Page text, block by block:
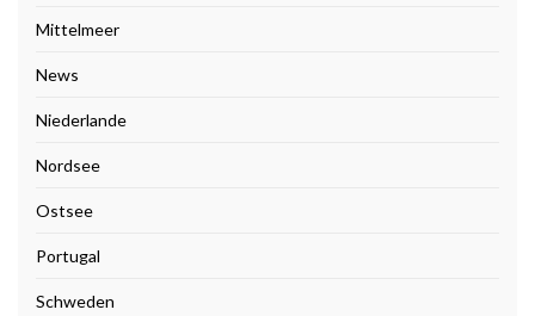
Mittelmeer
News
Niederlande
Nordsee
Ostsee
Portugal
Schweden